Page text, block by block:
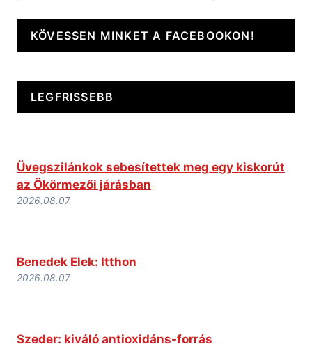
KÖVESSEN MINKET A FACEBOOKON!
LEGFRISSEBB
Üvegszilánkok sebesítettek meg egy kiskorút
az Ökörmezői járásban
2026.08.07.
Benedek Elek: Itthon
2026.08.07.
Szeder: kiváló antioxidáns-forrás